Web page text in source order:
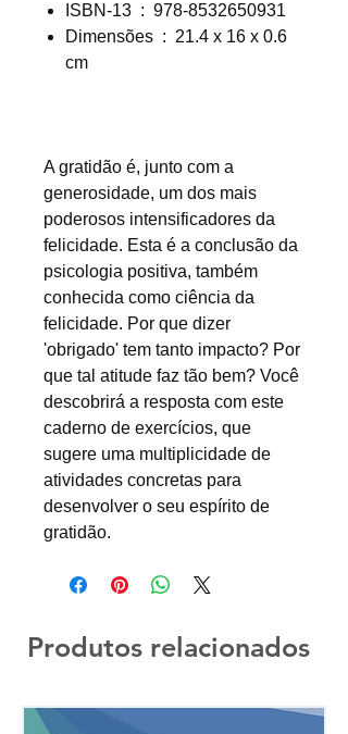
ISBN-13 ‏ : ‎ 978-8532650931
Dimensões ‏ : ‎ 21.4 x 16 x 0.6
cm
A gratidão é, junto com a
generosidade, um dos mais
poderosos intensificadores da
felicidade. Esta é a conclusão da
psicologia positiva, também
conhecida como ciência da
felicidade. Por que dizer
'obrigado' tem tanto impacto? Por
que tal atitude faz tão bem? Você
descobrirá a resposta com este
caderno de exercícios, que
sugere uma multiplicidade de
atividades concretas para
desenvolver o seu espírito de
gratidão.
Produtos relacionados